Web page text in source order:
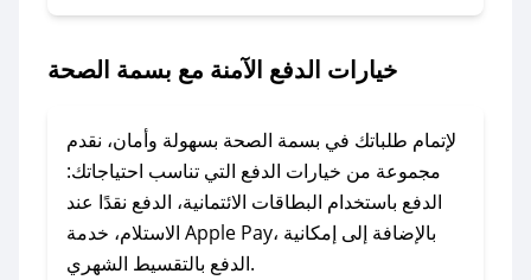
2. الصقه في خانة الدفع عند التسوق من بسمة
لا تقلق! يمكنك التواصل مع فريق دعم صحصح عبر
الرسائل الخاصة على تويتر أو البريد الإلكتروني،
وسنقوم بحل المشكلة في أسرع وقت ممكن.
### ماذا أفعل إذا لم أجد كود خصم لمتجري
خيارات الدفع الآمنة مع بسمة الصحة
لإتمام طلباتك في بسمة الصحة بسهولة وأمان، نقدم
مجموعة من خيارات الدفع التي تناسب احتياجاتك:
الدفع باستخدام البطاقات الائتمانية، الدفع نقدًا عند
الاستلام، خدمة Apple Pay، بالإضافة إلى إمكانية
الدفع بالتقسيط الشهري.